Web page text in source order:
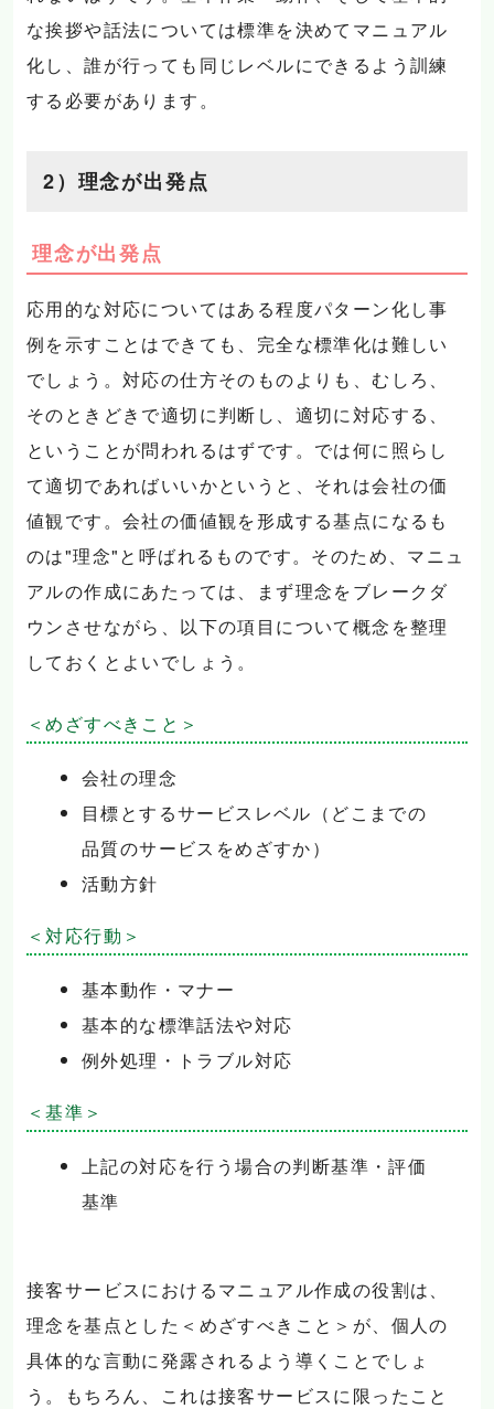
な挨拶や話法については標準を決めてマニュアル
化し、誰が行っても同じレベルにできるよう訓練
する必要があります。
2）理念が出発点
理念が出発点
応用的な対応についてはある程度パターン化し事
例を示すことはできても、完全な標準化は難しい
でしょう。対応の仕方そのものよりも、むしろ、
そのときどきで適切に判断し、適切に対応する、
ということが問われるはずです。では何に照らし
て適切であればいいかというと、それは会社の価
値観です。会社の価値観を形成する基点になるも
のは"理念"と呼ばれるものです。そのため、マニュ
アルの作成にあたっては、まず理念をブレークダ
ウンさせながら、以下の項目について概念を整理
しておくとよいでしょう。
＜めざすべきこと＞
会社の理念
目標とするサービスレベル（どこまでの
品質のサービスをめざすか）
活動方針
＜対応行動＞
基本動作・マナー
基本的な標準話法や対応
例外処理・トラブル対応
＜基準＞
上記の対応を行う場合の判断基準・評価
基準
接客サービスにおけるマニュアル作成の役割は、
理念を基点とした＜めざすべきこと＞が、個人の
具体的な言動に発露されるよう導くことでしょ
う。もちろん、これは接客サービスに限ったこと